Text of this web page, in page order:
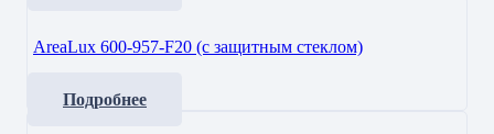
AreaLux 600-957-F20 (с защитным стеклом)
Подробнее